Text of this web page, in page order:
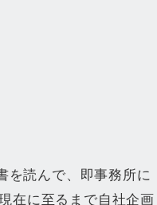
を読んで、即事務所に
在に至るまで自社企画